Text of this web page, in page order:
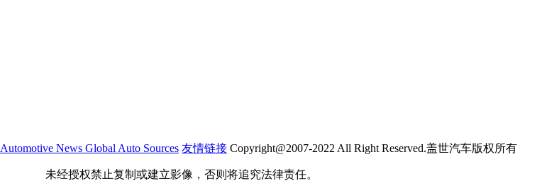
Automotive News Global Auto Sources 友情链接 Copyright@2007-2022 All Right Reserved.盖世汽车版权所有
未经授权禁止复制或建立影像，否则将追究法律责任。